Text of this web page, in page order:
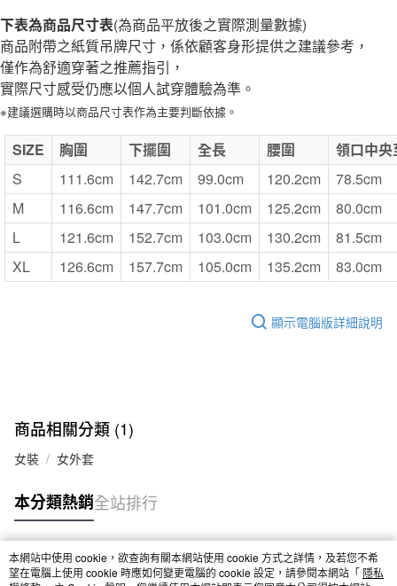
宅配
每筆NT$150，滿NT$2,000(含以上)免運費
無印良品門市自取
下表為商品尺寸表(為商品平放後之實際測量數據)
商品附帶之紙質吊牌尺寸，係依顧客身形提供之建議參考，
僅作為舒適穿著之推薦指引，
實際尺寸感受仍應以個人試穿體驗為準。
※建議選購時以商品尺寸表作為主要判斷依據。
SIZE 胸圍 下擺圍 全長 腰圍
領口中
S
111.6cm 142.7cm 99.0cm 120.2cm
78.5cm
M
116.6cm 147.7cm 101.0cm 125.2cm
80.0cm
L
121.6cm 152.7cm 103.0cm 130.2cm
81.5cm
XL
126.6cm 157.7cm 105.0cm 135.2cm 83.0cm
顯示電腦版詳細說明
商品相關分類 (1)
女裝 女外套
本分類熱銷全站排行
熱門標籤
本網站中使用 cookie，欲查詢有關本網站使用 cookie 方式之詳情，及若您不希
望在電腦上使用 cookie 時應如何變更電腦的 cookie 設定，請參閱本網站「 隱私